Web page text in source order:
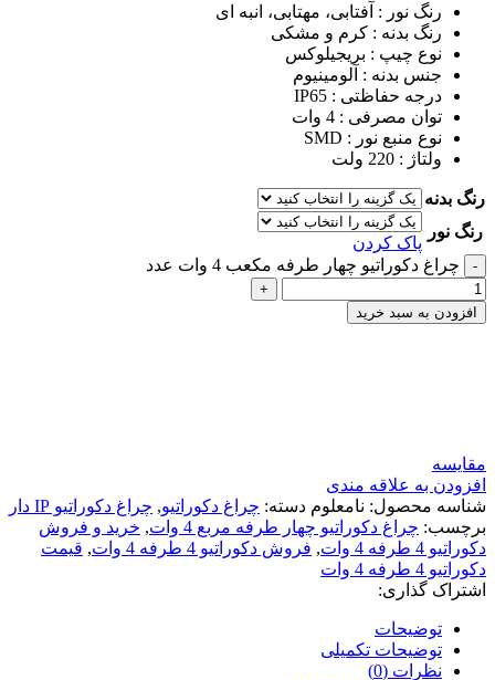
رنگ نور : آفتابی، مهتابی، انبه ای
رنگ بدنه : کرم و مشکی
نوع چیپ : بریجیلوکس
جنس بدنه : آلومینیوم
درجه حفاظتی : IP65
توان مصرفی : 4 وات
نوع منبع نور : SMD
ولتاژ : 220 ولت
رنگ بدنه
رنگ نور
پاک کردن
چراغ دکوراتیو چهار طرفه مکعب 4 وات عدد
افزودن به سبد خرید
مقایسه
افزودن به علاقه مندی
شناسه محصول: نامعلوم دسته: چراغ دکوراتیو, چراغ دکوراتیو IP دار
برچسب: چراغ دکوراتیو چهار طرفه مربع 4 وات , خرید و فروش
دکوراتیو 4 طرفه 4 وات
, فروش دکوراتیو 4 طرفه 4 وات , قیمت
دکوراتیو 4 طرفه 4 وات
اشتراک گذاری:
توضیحات
توضیحات تکمیلی
نظرات (0)